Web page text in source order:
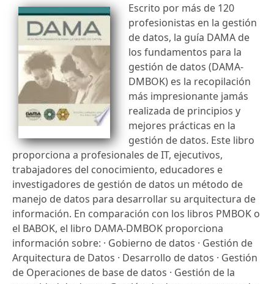
Escrito por más de 120
profesionistas en la gestión
de datos, la guía DAMA de
los fundamentos para la
gestión de datos (DAMA-
DMBOK) es la recopilación
más impresionante jamás
realizada de principios y
mejores prácticas en la
gestión de datos. Este libro
proporciona a profesionales de IT, ejecutivos,
trabajadores del conocimiento, educadores e
investigadores de gestión de datos un método de
manejo de datos para desarrollar su arquitectura de
información. En comparación con los libros PMBOK o
el BABOK, el libro DAMA-DMBOK proporciona
información sobre: · Gobierno de datos · Gestión de
Arquitectura de Datos · Desarrollo de datos · Gestión
de Operaciones de base de datos · Gestión de la